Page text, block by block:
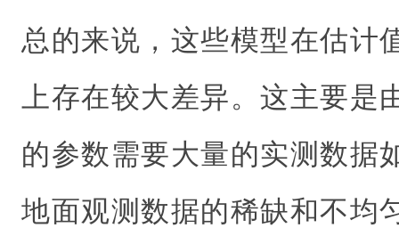
总的来说，这些模型在估计
上存在较大差异。这主要是
的参数需要大量的实测数据
地面观测数据的稀缺和不均